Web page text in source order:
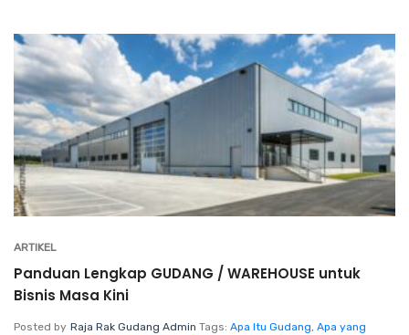
ARTIKEL
Panduan Lengkap GUDANG / WAREHOUSE untuk
Bisnis Masa Kini
Posted by Raja Rak Gudang Admin Tags: Apa Itu Gudang, Apa yang